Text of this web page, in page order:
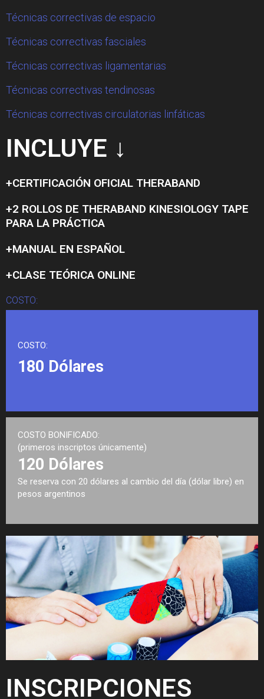
Técnicas correctivas de espacio
Técnicas correctivas fasciales
Técnicas correctivas ligamentarias
Técnicas correctivas tendinosas
Técnicas correctivas circulatorias linfáticas
INCLUYE ↓
+CERTIFICACIÓN OFICIAL THERABAND
+2 ROLLOS DE THERABAND KINESIOLOGY TAPE
PARA LA PRÁCTICA
+MANUAL EN ESPAÑOL
+CLASE TEÓRICA ONLINE
COSTO:
COSTO:
180 Dólares
COSTO BONIFICADO:
(primeros inscriptos únicamente)
120 Dólares
Se reserva con 20 dólares al cambio del día (dólar libre) en
pesos argentinos
INSCRIPCIONES